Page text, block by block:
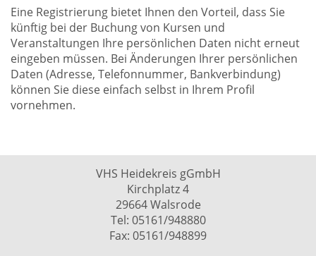
Eine Registrierung bietet Ihnen den Vorteil, dass Sie
künftig bei der Buchung von Kursen und
Veranstaltungen Ihre persönlichen Daten nicht erneut
eingeben müssen. Bei Änderungen Ihrer persönlichen
Daten (Adresse, Telefonnummer, Bankverbindung)
können Sie diese einfach selbst in Ihrem Profil
vornehmen.
VHS Heidekreis gGmbH
Kirchplatz 4
29664 Walsrode
Tel: 05161/948880
Fax: 05161/948899